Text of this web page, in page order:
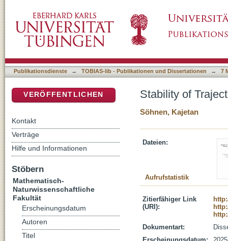
Publikationsdienste → TOBIAS-lib - Publikationen und Dissertationen → 7
Stability of
Söhnen, Kajetan
Dateien:
Aufrufstatistik
Zitierfähiger Link
(URI):
Dokumentart:
VERÖFFENTLICHEN
Kontakt
Verträge
Hilfe und Informationen
Stöbern
Mathematisch-
Naturwissenschaftliche
Fakultät
Erscheinungsdatum
Autoren
Titel